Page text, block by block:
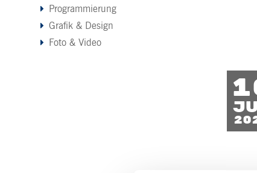
Programmierung
Grafik & Design
Foto & Video